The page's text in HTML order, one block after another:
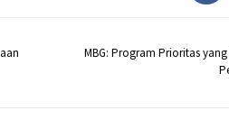
MBG: Program Prioritas